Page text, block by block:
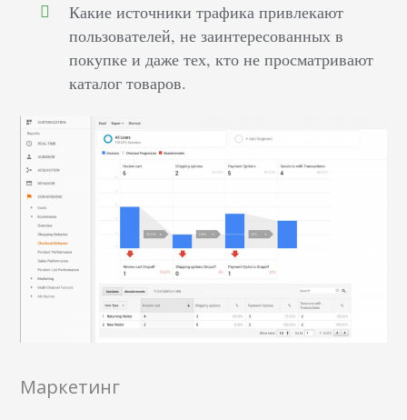
Какие источники трафика привлекают
пользователей, не заинтересованных в
покупке и даже тех, кто не просматривают
каталог товаров.
Маркетинг